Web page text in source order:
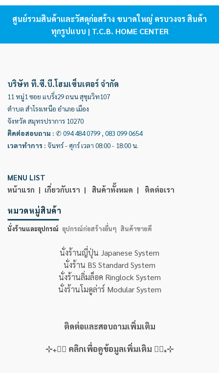
ศูนย์รวมสินค้าและวัสดุก่อสร้าง ขนาดใหญ่ ครบวงจร สินค้า
ทุกรูปแบบ | T.C.B. HOME CENTER
บริษัท ที.ซี.บี.โฮมเซ็นเตอร์ จำกัด
11 หมู่1 ซอย แบริ่ง29 ถนน สุขุมวิท107
ตำบล สำโรงเหนือ อำเภอ เมือง
จังหวัด สมุทรปราการ 10270
ติดต่อสอบถาม : ✆ 094 484 0799 , 083 099 0654
เวลาทำการ : จันทร์ - ศุกร์ เวลา 08:00 - 18:00 น.
MENU LIST
หน้าแรก | เกี่ยวกับเรา | สินค้าทั้งหมด | ติดต่อเรา
หมวดหมู่สินค้า
นั่งร้านและอุปกรณ์ อุปกรณ์ก่อสร้างอื่นๆ สินค้าขายดี
นั่งร้านญี่ปุ่น Japanese System
นั่งร้าน BS Standard System
นั่งร้านลิ่มล็อค Ringlock System
นั่งร้านโมดูล่าร์ Modular System
ติดต่อและสอบถามเพิ่มเติม
⊹₊👇🏻 คลิกเพื่อดูข้อมูลเพิ่มเติม 👇🏻₊⊹